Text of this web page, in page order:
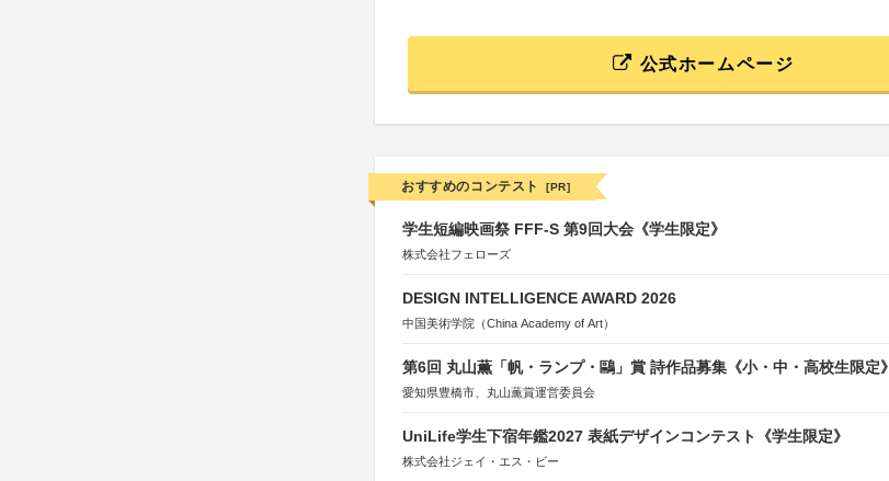
公式ホームページ
おすすめのコンテスト [PR]
学生短編映画祭 FFF-S 第9回大会《学生限定》
株式会社フェローズ
DESIGN INTELLIGENCE AWARD 2026
中国美術学院（China Academy of Art）
第6回 丸山薫「帆・ランプ・鷗」賞 詩作品募集《小・中・高校生限定》
愛知県豊橋市、丸山薫賞運営委員会
UniLife学生下宿年鑑2027 表紙デザインコンテスト《学生限定》
株式会社ジェイ・エス・ビー